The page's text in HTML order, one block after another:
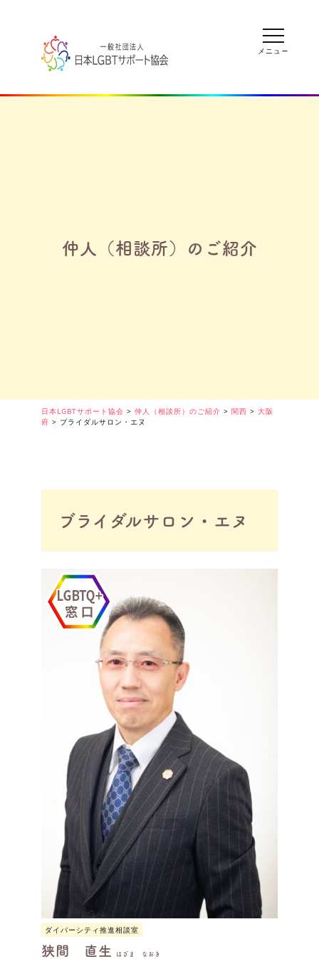
仲人（相談所）のご紹介
日本LGBTサポート協会 > 仲人（相談所）のご紹介 > 関西 > 大阪
府 > ブライダルサロン・エヌ
ブライダルサロン・エヌ
ダイバーシティ推進相談室
狭間 直生 はざま なおき